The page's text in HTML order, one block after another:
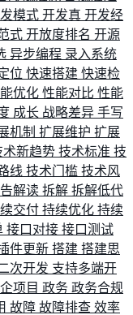
模式 开发真 开发经
式 开放度排名 开源
异步编程 录入系统
位 快速搭建 快速检
优化 性能对比 性能
成长 战略差异 手写
机制 扩展维护 扩展
术新趋势 技术标准 技
线 技术门槛 技术风
解读 拆解 拆解低代
交付 持续优化 持续
接口对接 接口测试
件更新 搭建 搭建思
次开发 支持多端开
项目 政务 政务合规
故障 故障排查 效率